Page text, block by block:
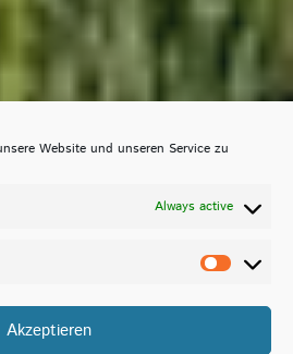
Website und unseren Service zu
Always active
Akzeptieren